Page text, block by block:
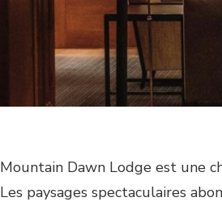
Mountain Dawn Lodge est une
Les paysages spectaculaires